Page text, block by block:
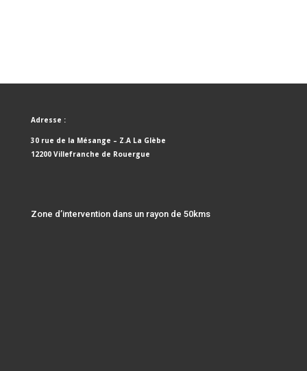
Adresse :
30 rue de la Mésange – Z.A La Glèbe
12200 Villefranche de Rouergue
Zone d’intervention dans un rayon de 50kms